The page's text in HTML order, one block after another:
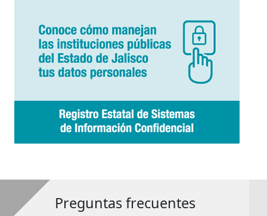
Preguntas frecuentes